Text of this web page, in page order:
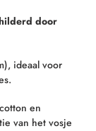
door
ideaal voor
en
van het vosje